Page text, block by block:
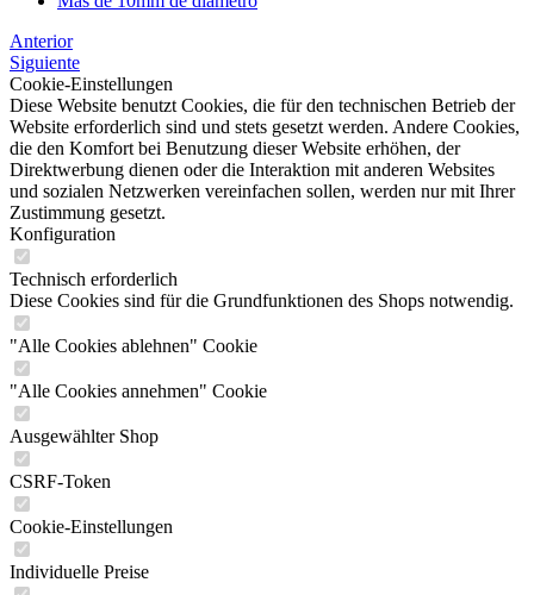
Anterior
Siguiente
Cookie-Einstellungen
Diese Website benutzt Cookies, die für den technischen Betrieb der
Website erforderlich sind und stets gesetzt werden. Andere Cookies,
die den Komfort bei Benutzung dieser Website erhöhen, der
Direktwerbung dienen oder die Interaktion mit anderen Websites
und sozialen Netzwerken vereinfachen sollen, werden nur mit Ihrer
Zustimmung gesetzt.
Konfiguration
Technisch erforderlich
Diese Cookies sind für die Grundfunktionen des Shops notwendig.
"Alle Cookies ablehnen" Cookie
"Alle Cookies annehmen" Cookie
Ausgewählter Shop
CSRF-Token
Cookie-Einstellungen
Individuelle Preise